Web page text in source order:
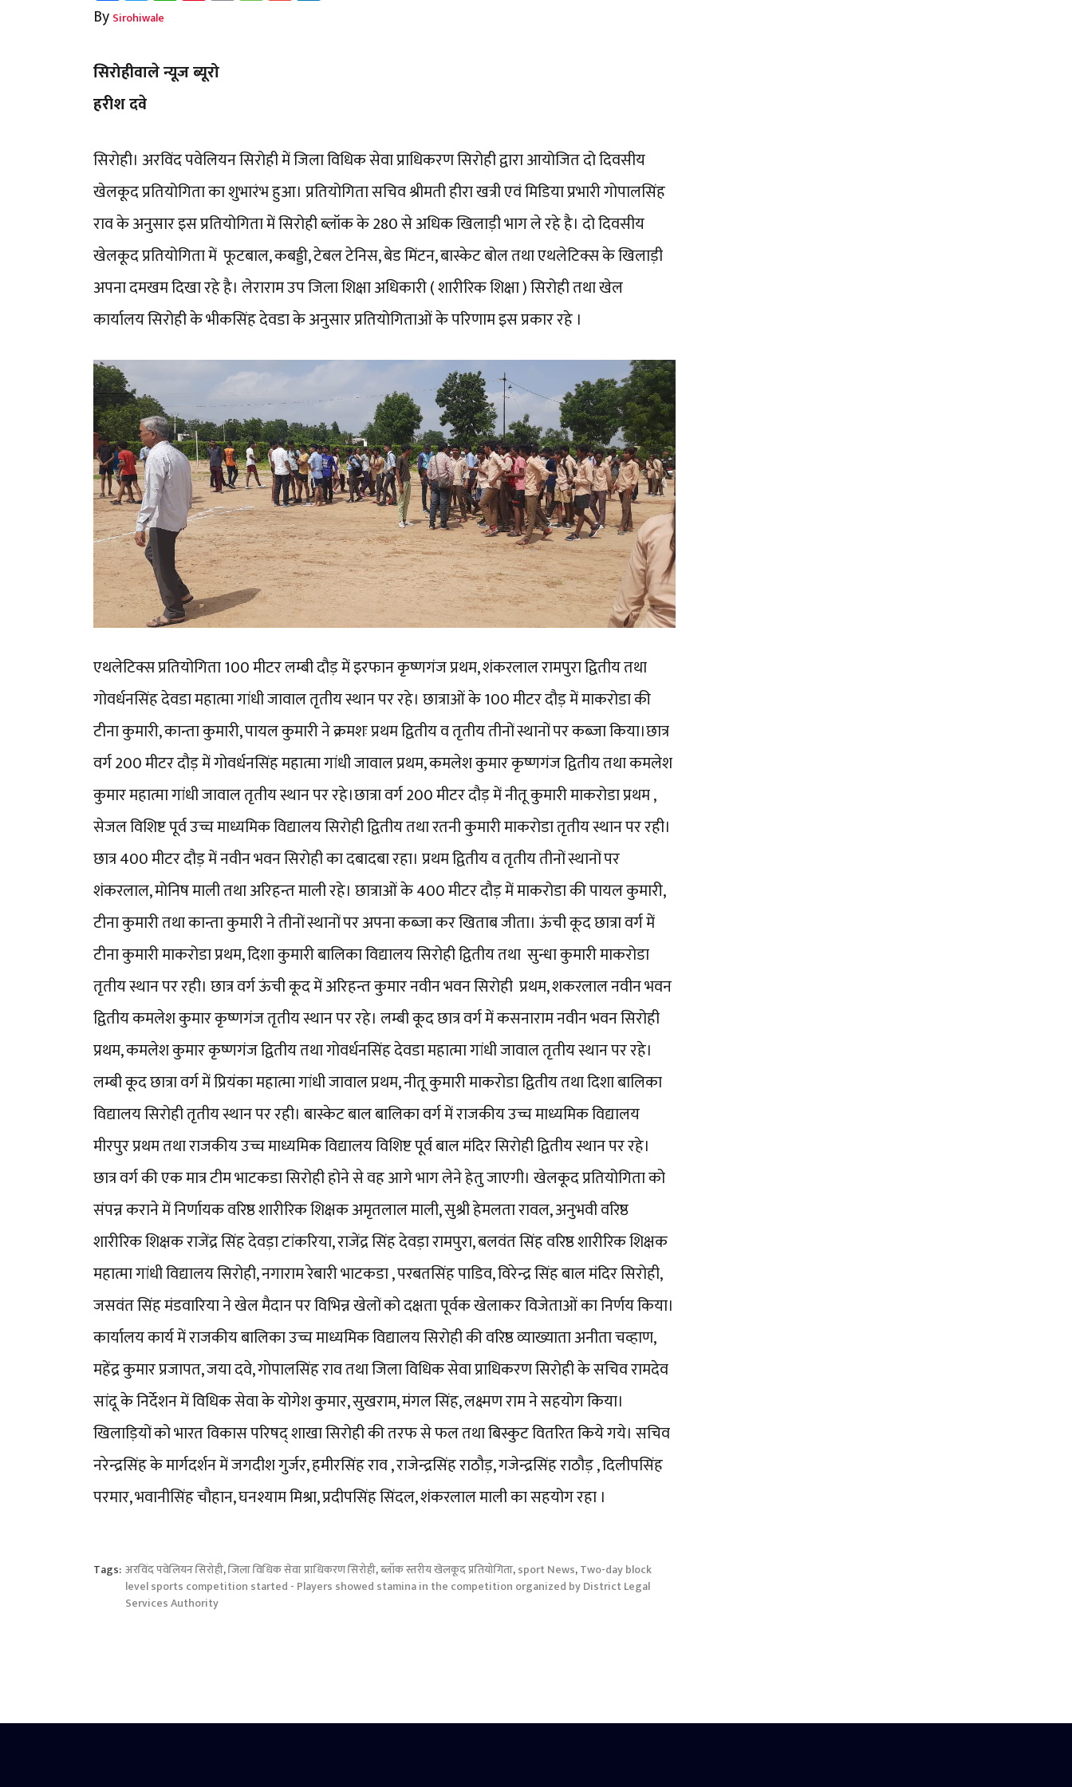
By Sirohiwale
सिरोहीवाले न्यूज ब्यूरो
हरीश दवे
सिरोही। अरविंद पवेलियन सिरोही में जिला विधिक सेवा प्राधिकरण सिरोही द्वारा आयोजित दो दिवसीय
खेलकूद प्रतियोगिता का शुभारंभ हुआ। प्रतियोगिता सचिव श्रीमती हीरा खत्री एवं मिडिया प्रभारी गोपालसिंह
राव के अनुसार इस प्रतियोगिता में सिरोही ब्लॉक के 280 से अधिक खिलाड़ी भाग ले रहे है। दो दिवसीय
खेलकूद प्रतियोगिता में फूटबाल, कबड्डी, टेबल टेनिस, बेड मिंटन, बास्केट बोल तथा एथलेटिक्स के खिलाड़ी
अपना दमखम दिखा रहे है। लेराराम उप जिला शिक्षा अधिकारी ( शारीरिक शिक्षा ) सिरोही तथा खेल
कार्यालय सिरोही के भीकसिंह देवडा के अनुसार प्रतियोगिताओं के परिणाम इस प्रकार रहे ।
एथलेटिक्स प्रतियोगिता 100 मीटर लम्बी दौड़ में इरफान कृष्णगंज प्रथम, शंकरलाल रामपुरा द्वितीय तथा
गोवर्धनसिंह देवडा महात्मा गांधी जावाल तृतीय स्थान पर रहे। छात्राओं के 100 मीटर दौड़ में माकरोडा की
टीना कुमारी, कान्ता कुमारी, पायल कुमारी ने क्रमशः प्रथम द्वितीय व तृतीय तीनों स्थानों पर कब्जा किया।छात्र
वर्ग 200 मीटर दौड़ में गोवर्धनसिंह महात्मा गांधी जावाल प्रथम, कमलेश कुमार कृष्णगंज द्वितीय तथा कमलेश
कुमार महात्मा गांधी जावाल तृतीय स्थान पर रहे।छात्रा वर्ग 200 मीटर दौड़ में नीतू कुमारी माकरोडा प्रथम ,
सेजल विशिष्ट पूर्व उच्च माध्यमिक विद्यालय सिरोही द्वितीय तथा रतनी कुमारी माकरोडा तृतीय स्थान पर रही।
छात्र 400 मीटर दौड़ में नवीन भवन सिरोही का दबादबा रहा। प्रथम द्वितीय व तृतीय तीनों स्थानों पर
शंकरलाल, मोनिष माली तथा अरिहन्त माली रहे। छात्राओं के 400 मीटर दौड़ में माकरोडा की पायल कुमारी,
टीना कुमारी तथा कान्ता कुमारी ने तीनों स्थानों पर अपना कब्जा कर खिताब जीता। ऊंची कूद छात्रा वर्ग में
टीना कुमारी माकरोडा प्रथम, दिशा कुमारी बालिका विद्यालय सिरोही द्वितीय तथा सुन्धा कुमारी माकरोडा
तृतीय स्थान पर रही। छात्र वर्ग ऊंची कूद में अरिहन्त कुमार नवीन भवन सिरोही प्रथम, शकरलाल नवीन भवन
द्वितीय कमलेश कुमार कृष्णगंज तृतीय स्थान पर रहे। लम्बी कूद छात्र वर्ग में कसनाराम नवीन भवन सिरोही
प्रथम, कमलेश कुमार कृष्णगंज द्वितीय तथा गोवर्धनसिंह देवडा महात्मा गांधी जावाल तृतीय स्थान पर रहे।
लम्बी कूद छात्रा वर्ग में प्रियंका महात्मा गांधी जावाल प्रथम, नीतू कुमारी माकरोडा द्वितीय तथा दिशा बालिका
विद्यालय सिरोही तृतीय स्थान पर रही। बास्केट बाल बालिका वर्ग में राजकीय उच्च माध्यमिक विद्यालय
मीरपुर प्रथम तथा राजकीय उच्च माध्यमिक विद्यालय विशिष्ट पूर्व बाल मंदिर सिरोही द्वितीय स्थान पर रहे।
छात्र वर्ग की एक मात्र टीम भाटकडा सिरोही होने से वह आगे भाग लेने हेतु जाएगी। खेलकूद प्रतियोगिता को
संपन्न कराने में निर्णायक वरिष्ठ शारीरिक शिक्षक अमृतलाल माली, सुश्री हेमलता रावल, अनुभवी वरिष्ठ
शारीरिक शिक्षक राजेंद्र सिंह देवड़ा टांकरिया, राजेंद्र सिंह देवड़ा रामपुरा, बलवंत सिंह वरिष्ठ शारीरिक शिक्षक
महात्मा गांधी विद्यालय सिरोही, नगाराम रेबारी भाटकडा , परबतसिंह पाडिव, विरेन्द्र सिंह बाल मंदिर सिरोही,
जसवंत सिंह मंडवारिया ने खेल मैदान पर विभिन्न खेलों को दक्षता पूर्वक खेलाकर विजेताओं का निर्णय किया।
कार्यालय कार्य में राजकीय बालिका उच्च माध्यमिक विद्यालय सिरोही की वरिष्ठ व्याख्याता अनीता चव्हाण,
महेंद्र कुमार प्रजापत, जया दवे, गोपालसिंह राव तथा जिला विधिक सेवा प्राधिकरण सिरोही के सचिव रामदेव
सांदू के निर्देशन में विधिक सेवा के योगेश कुमार, सुखराम, मंगल सिंह, लक्ष्मण राम ने सहयोग किया।
खिलाड़ियों को भारत विकास परिषद् शाखा सिरोही की तरफ से फल तथा बिस्कुट वितरित किये गये। सचिव
नरेन्द्रसिंह के मार्गदर्शन में जगदीश गुर्जर, हमीरसिंह राव , राजेन्द्रसिंह राठौड़, गजेन्द्रसिंह राठौड़ , दिलीपसिंह
परमार, भवानीसिंह चौहान, घनश्याम मिश्रा, प्रदीपसिंह सिंदल, शंकरलाल माली का सहयोग रहा ।
Tags: अरविंद पवेलियन सिरोही,जिला विधिक सेवा प्राधिकरण सिरोही,ब्लॉक स्तरीय खेलकूद प्रतियोगिता,sport News,Two-day block
level sports competition started - Players showed stamina in the competition organized by District Legal
Services Authority